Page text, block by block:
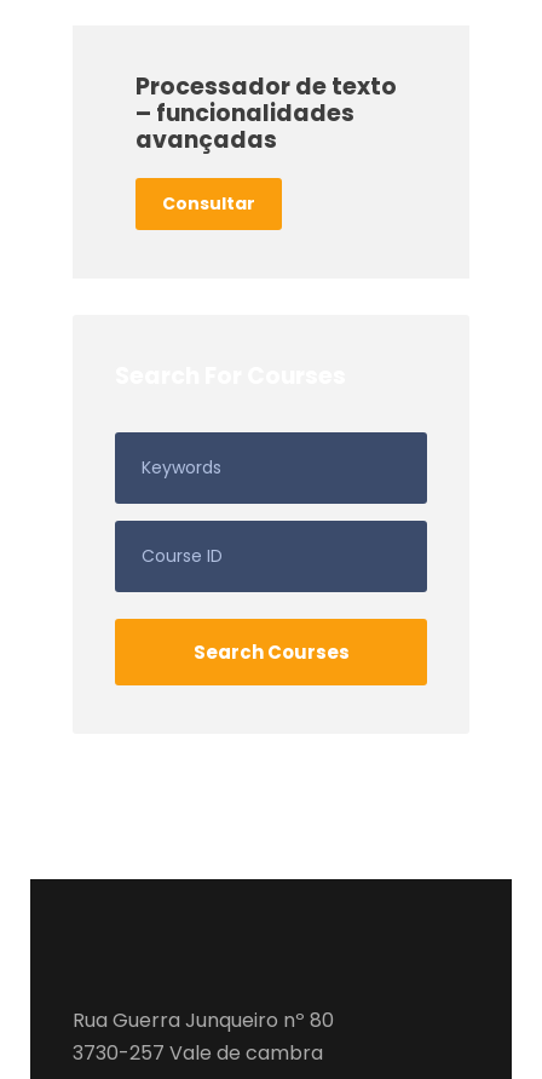
Processador de texto
– funcionalidades
avançadas
Consultar
Rua Guerra Junqueiro nº 80
3730-257 Vale de cambra